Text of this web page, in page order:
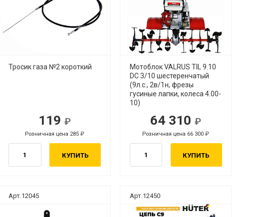
Тросик газа №2 короткий
119
Розничная цена 285
КУПИТЬ
Мотоблок VALRUS TIL 9.10
DC 3/10 шестеренчатый
(9л.с., 2в/1н, фрезы
гусиные лапки, колеса 4.00-
10)
64 310
Розничная цена 66 300
КУПИТЬ
Арт.12045 Арт.12450